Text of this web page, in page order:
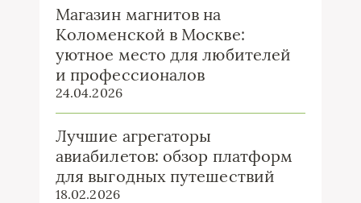
Магазин магнитов на
Коломенской в Москве:
уютное место для любителей
и профессионалов
24.04.2026
Лучшие агрегаторы
авиабилетов: обзор платформ
для выгодных путешествий
18.02.2026